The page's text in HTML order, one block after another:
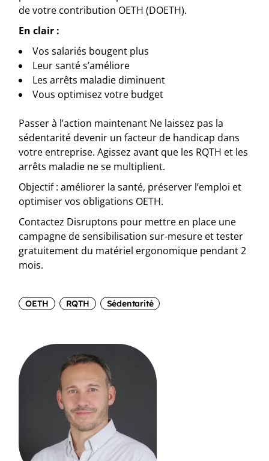
de votre contribution OETH (DOETH).
En clair :
Vos salariés bougent plus
Leur santé s’améliore
Les arrêts maladie diminuent
Vous optimisez votre budget
Passer à l’action maintenant Ne laissez pas la
sédentarité devenir un facteur de handicap dans
votre entreprise. Agissez avant que les RQTH et les
arrêts maladie ne se multiplient.
Objectif : améliorer la santé, préserver l’emploi et
optimiser vos obligations OETH.
Contactez Disruptons pour mettre en place une
campagne de sensibilisation sur-mesure et tester
gratuitement du matériel ergonomique pendant 2
mois.
OETH RQTH Sédentarité